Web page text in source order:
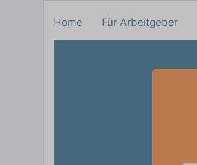
Home Für Arbeitgeber